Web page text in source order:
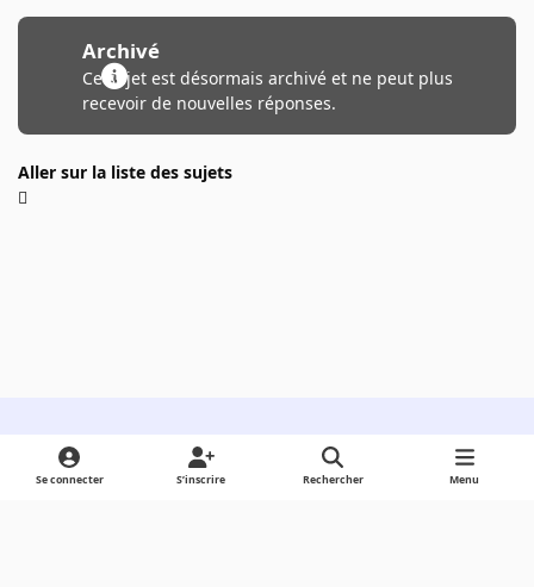
Archivé
Ce sujet est désormais archivé et ne peut plus
recevoir de nouvelles réponses.
Aller sur la liste des sujets
Light ModeDark ModeSystem Preference
Se connecter S’inscrire Rechercher Menu